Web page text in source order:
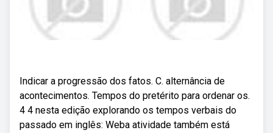
Indicar a progressão dos fatos. C. alternância de
acontecimentos. Tempos do pretérito para ordenar os.
4 4 nesta edição explorando os tempos verbais do
passado em inglês: Weba atividade também está